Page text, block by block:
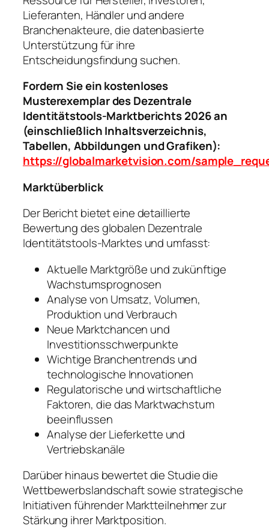
Lieferanten, Händler und andere
Branchenakteure, die datenbasierte
Unterstützung für ihre
Entscheidungsfindung suchen.
Fordern Sie ein kostenloses
Musterexemplar des Dezentrale
Identitätstools-Marktberichts 2026 an
(einschließlich Inhaltsverzeichnis,
Tabellen, Abbildungen und Grafiken):
https://globalmarketvision.com/
Marktüberblick
Der Bericht bietet eine detaillierte
Bewertung des globalen Dezentrale
Identitätstools-Marktes und umfasst:
Aktuelle Marktgröße und zukünftige
Wachstumsprognosen
Analyse von Umsatz, Volumen,
Produktion und Verbrauch
Neue Marktchancen und
Investitionsschwerpunkte
Wichtige Branchentrends und
technologische Innovationen
Regulatorische und wirtschaftliche
Faktoren, die das Marktwachstum
beeinflussen
Analyse der Lieferkette und
Vertriebskanäle
Darüber hinaus bewertet die Studie die
Wettbewerbslandschaft sowie strategische
Initiativen führender Marktteilnehmer zur
Stärkung ihrer Marktposition.